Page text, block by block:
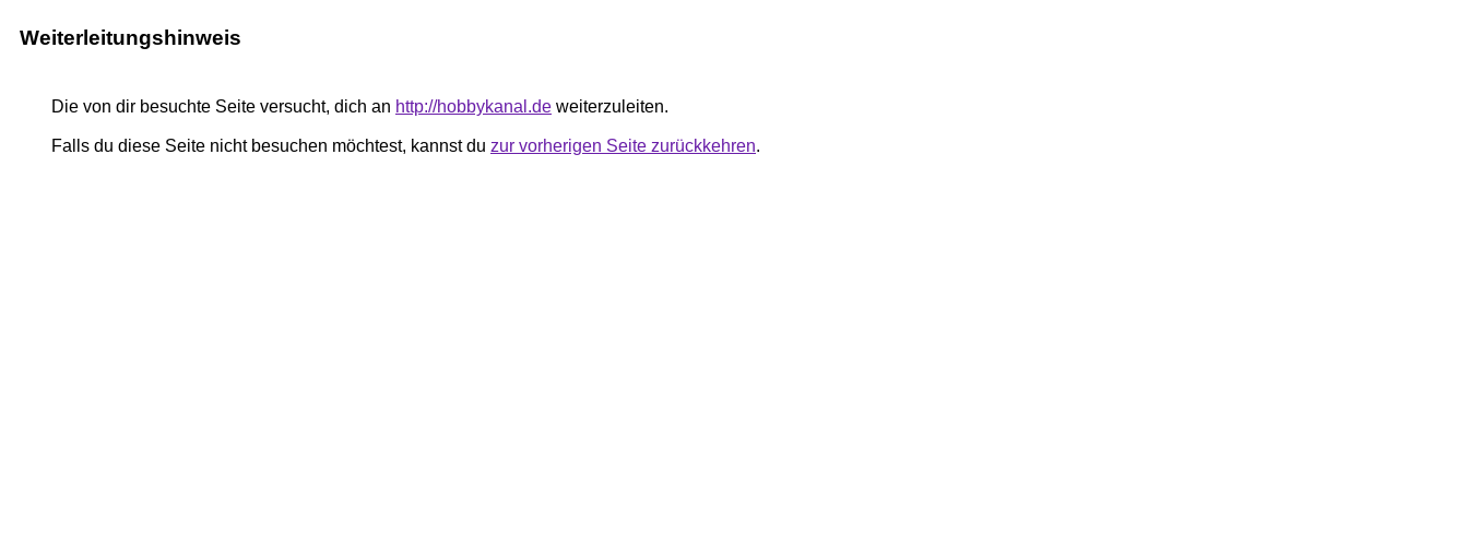
Weiterleitungshinweis
Die von dir besuchte Seite versucht, dich an http://hobbykanal.de weiterzuleiten.
Falls du diese Seite nicht besuchen möchtest, kannst du zur vorherigen Seite zurückkehren.